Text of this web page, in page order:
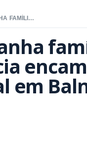
PREFEITURA ACOMPANHA FAMÍLIAS ATINGIDAS POR INCÊNDIO E INICIA ENCAMINHAMENTOS PARA ALUGUEL SOCIAL EM BALNEÁRIO PIÇARRAS
em